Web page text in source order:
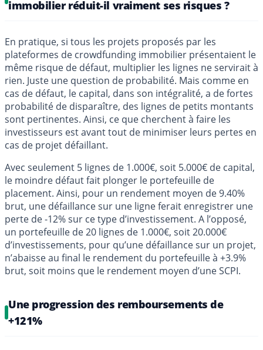
immobilier réduit-il vraiment ses risques ?
En pratique, si tous les projets proposés par les
plateformes de crowdfunding immobilier présentaient le
même risque de défaut, multiplier les lignes ne servirait à
rien. Juste une question de probabilité. Mais comme en
cas de défaut, le capital, dans son intégralité, a de fortes
probabilité de disparaître, des lignes de petits montants
sont pertinentes. Ainsi, ce que cherchent à faire les
investisseurs est avant tout de minimiser leurs pertes en
cas de projet défaillant.
Avec seulement 5 lignes de 1.000€, soit 5.000€ de capital,
le moindre défaut fait plonger le portefeuille de
placement. Ainsi, pour un rendement moyen de 9.40%
brut, une défaillance sur une ligne ferait enregistrer une
perte de -12% sur ce type d’investissement. A l’opposé,
un portefeuille de 20 lignes de 1.000€, soit 20.000€
d’investissements, pour qu’une défaillance sur un projet,
n’abaisse au final le rendement du portefeuille à +3.9%
brut, soit moins que le rendement moyen d’une SCPI.
Une progression des remboursements de
+121%